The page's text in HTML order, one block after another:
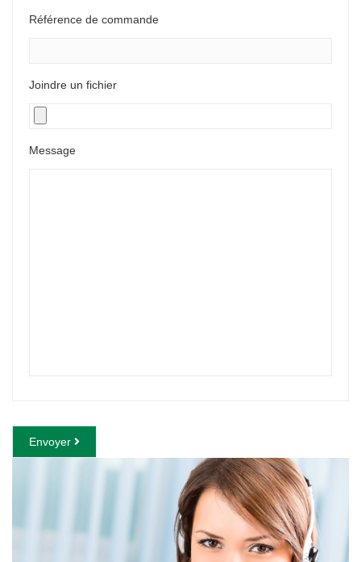
Référence de commande
Joindre un fichier
Message
Envoyer